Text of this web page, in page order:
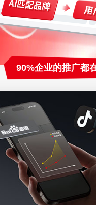
90%企业的推广都